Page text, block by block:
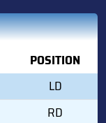
POSITION
LD
RD